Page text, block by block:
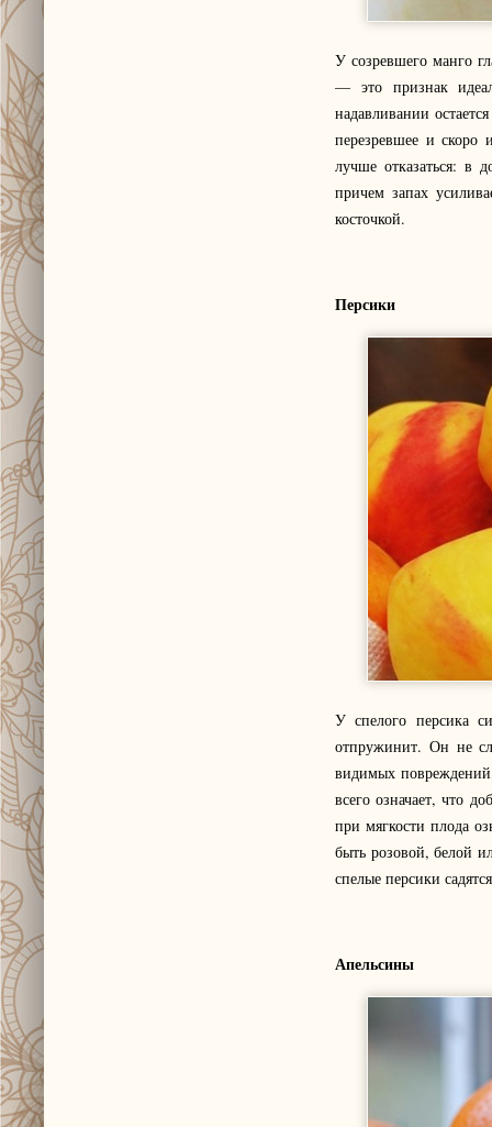
У созревшего манго
— это признак
надавливании
перезревшее и скоро
лучше отказаться: в
причем запах
косточкой.
Персики
У спелого персика
отпружинит. Он не
видимых
всего означает, что
при мягкости плода
быть розовой, белой
спелые персики
Апельсины